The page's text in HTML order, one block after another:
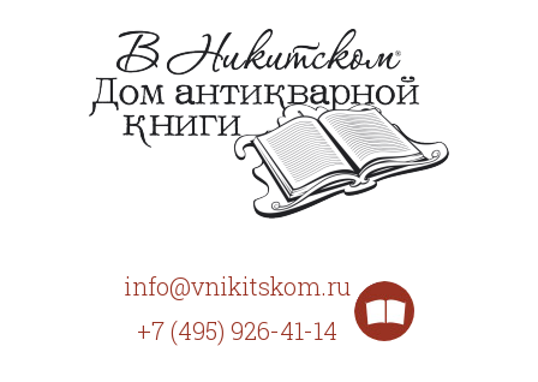
info@vnikitskom.ru
+7 (495) 926-41-14